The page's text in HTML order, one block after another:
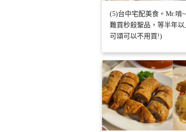
(5)台中宅配美食。Mr.啃
難買秒殺聖品，等半年
可頌可以不用買!)